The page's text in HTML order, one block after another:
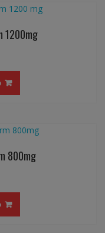
1200mg
800mg